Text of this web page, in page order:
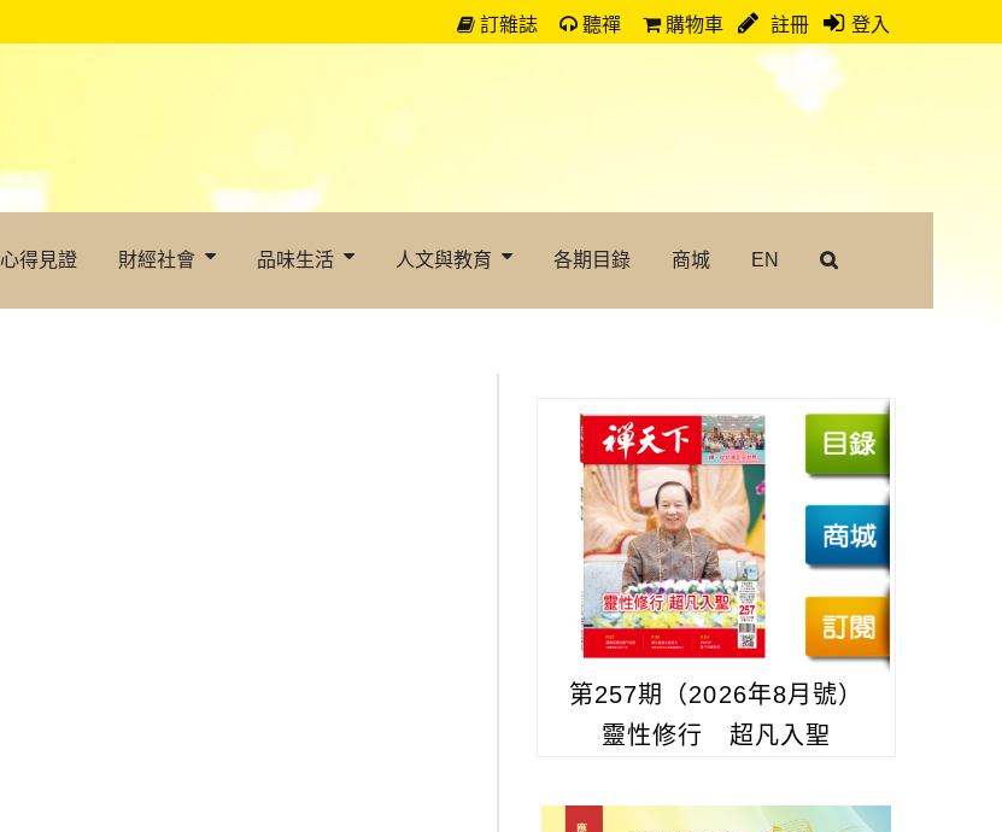
訂雜誌 聽禪 購物車 註冊 登入
心得見證 財經社會 品味生活 人文與教育 各期目錄 商城 EN
第257期（2026年8月號）
靈性修行 超凡入聖